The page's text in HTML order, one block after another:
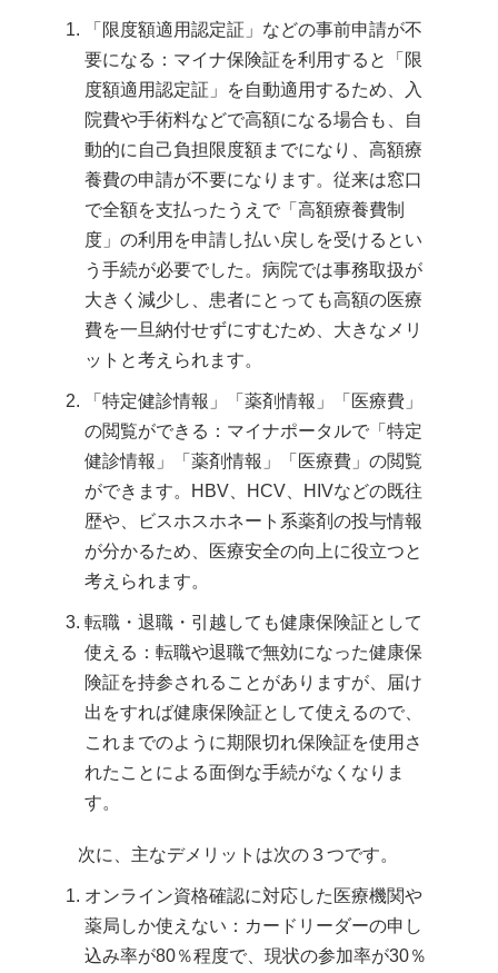
「限度額適用認定証」などの事前申請が不
要になる：マイナ保険証を利用すると「限
度額適用認定証」を自動適用するため、入
院費や手術料などで高額になる場合も、自
動的に自己負担限度額までになり、高額療
養費の申請が不要になります。従来は窓口
で全額を支払ったうえで「高額療養費制
度」の利用を申請し払い戻しを受けるとい
う手続が必要でした。病院では事務取扱が
大きく減少し、患者にとっても高額の医療
費を一旦納付せずにすむため、大きなメリ
ットと考えられます。
「特定健診情報」「薬剤情報」「医療費」
の閲覧ができる：マイナポータルで「特定
健診情報」「薬剤情報」「医療費」の閲覧
ができます。HBV、HCV、HIVなどの既往
歴や、ビスホスホネート系薬剤の投与情報
が分かるため、医療安全の向上に役立つと
考えられます。
転職・退職・引越しても健康保険証として
使える：転職や退職で無効になった健康保
険証を持参されることがありますが、届け
出をすれば健康保険証として使えるので、
これまでのように期限切れ保険証を使用さ
れたことによる面倒な手続がなくなりま
す。
次に、主なデメリットは次の３つです。
オンライン資格確認に対応した医療機関や
薬局しか使えない：カードリーダーの申し
込み率が80％程度で、現状の参加率が30％